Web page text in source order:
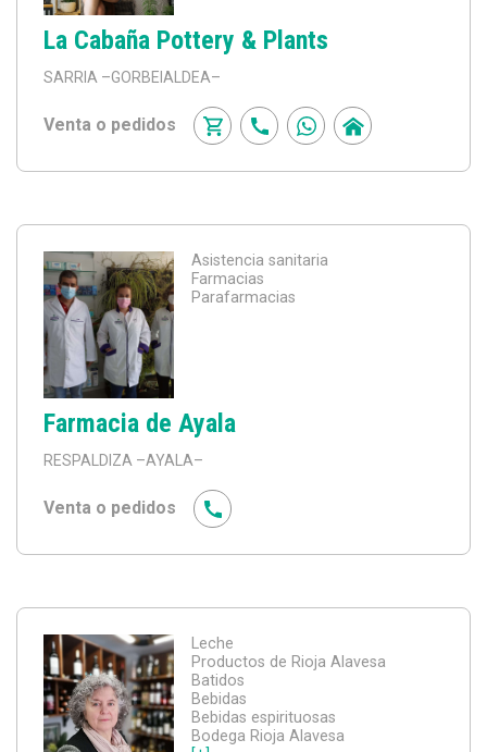
La Cabaña Pottery & Plants
SARRIA –GORBEIALDEA–
Venta o pedidos
Asistencia sanitaria
Farmacias
Parafarmacias
Farmacia de Ayala
RESPALDIZA –AYALA–
Venta o pedidos
Leche
Productos de Rioja Alavesa
Batidos
Bebidas
Bebidas espirituosas
Bodega Rioja Alavesa